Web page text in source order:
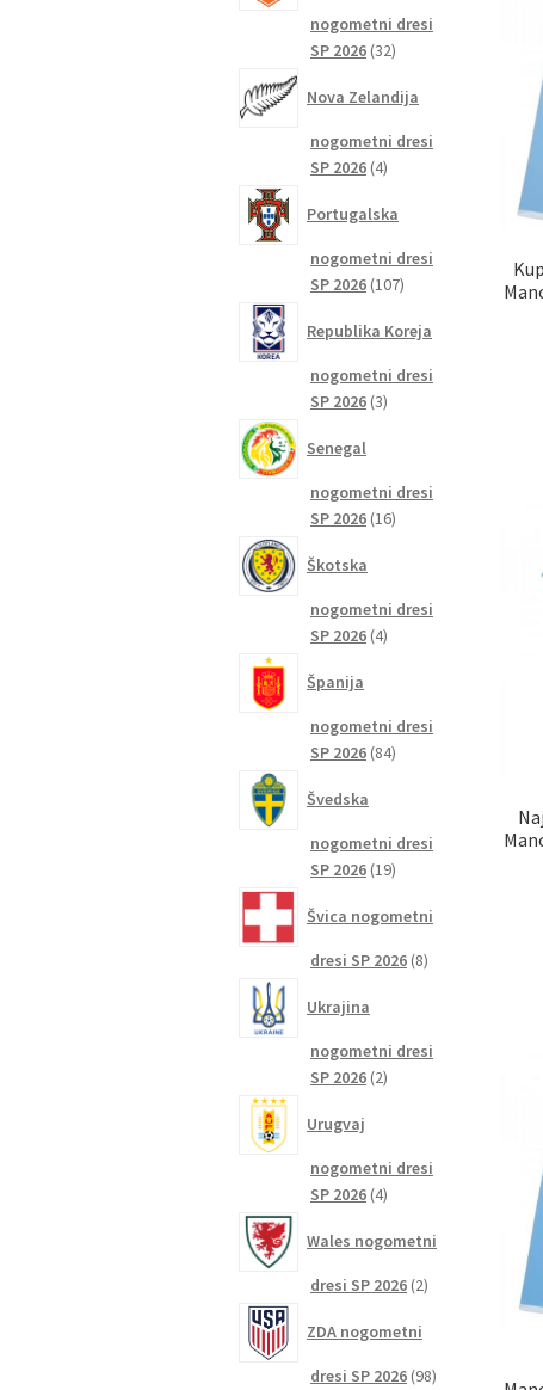
nogometni dresi
SP 2026 3232
Nova Zelandija
nogometni dresi
SP 2026 44
Portugalska
nogometni dresi
SP 2026 107107
Republika Koreja
nogometni dresi
SP 2026 33
Senegal
nogometni dresi
SP 2026 1616
Škotska
nogometni dresi
SP 2026 44
Španija
nogometni dresi
SP 2026 8484
Švedska
nogometni dresi
SP 2026 1919
Švica nogometni
dresi SP 2026 88
Ukrajina
nogometni dresi
SP 2026 22
Urugvaj
nogometni dresi
SP 2026 44
Wales nogometni
dresi SP 2026 22
ZDA nogometni
dresi SP 2026 9898